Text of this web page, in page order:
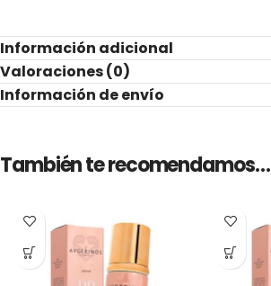
Información adicional
Valoraciones (0)
Información de envío
También te recomendamos…